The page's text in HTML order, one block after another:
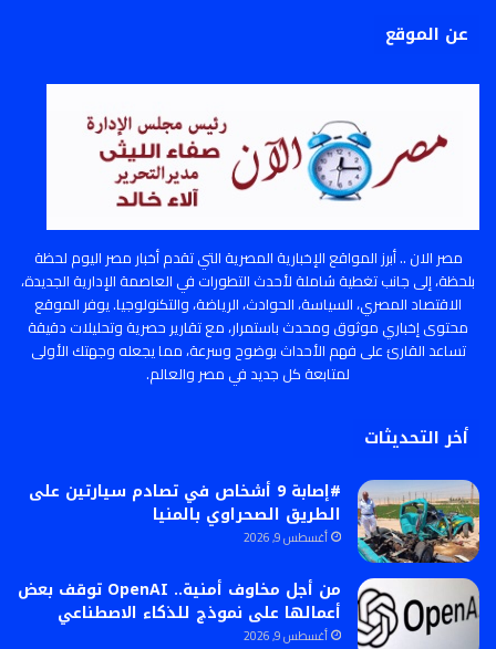
عن الموقع
مصر الان .. أبرز المواقع الإخبارية المصرية التي تقدم أخبار مصر اليوم لحظة
بلحظة، إلى جانب تغطية شاملة لأحدث التطورات في العاصمة الإدارية الجديدة،
الاقتصاد المصري، السياسة، الحوادث، الرياضة، والتكنولوجيا. يوفر الموقع
محتوى إخباري موثوق ومحدث باستمرار، مع تقارير حصرية وتحليلات دقيقة
تساعد القارئ على فهم الأحداث بوضوح وسرعة، مما يجعله وجهتك الأولى
لمتابعة كل جديد في مصر والعالم.
أخر التحديثات
#إصابة 9 أشخاص في تصادم سيارتين على
الطريق الصحراوي بالمنيا
أغسطس 9, 2026
من أجل مخاوف أمنية.. OpenAI توقف بعض
أعمالها على نموذج للذكاء الاصطناعي
أغسطس 9, 2026